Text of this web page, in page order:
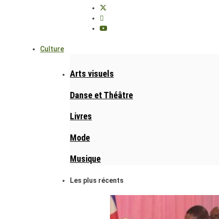
Culture
Arts visuels
Danse et Théâtre
Livres
Mode
Musique
Les plus récents